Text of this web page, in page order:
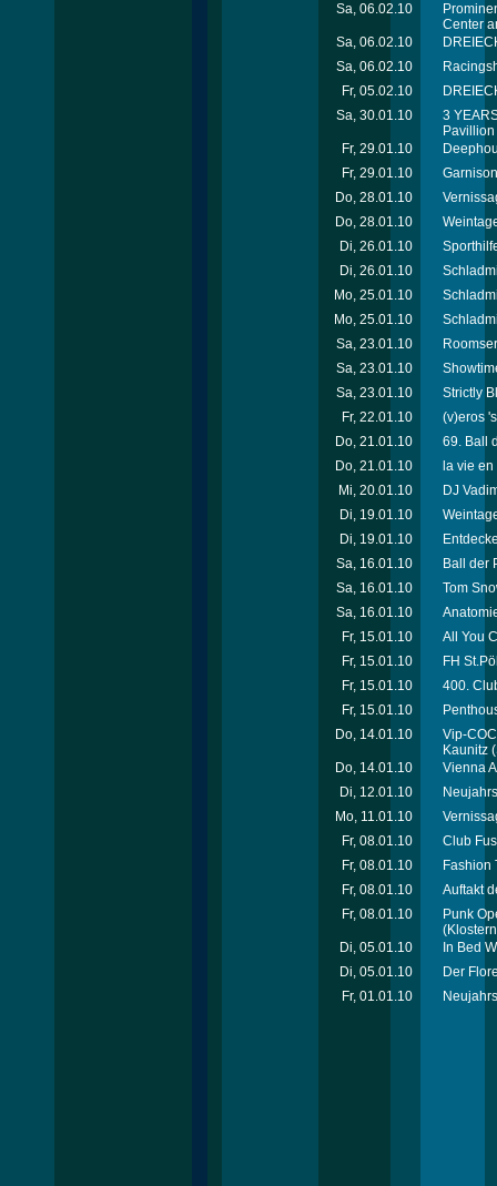
Sa, 06.02.10
Center
Sa, 06.02.10
Sa, 06.02.10
Fr, 05.02.10
Sa, 30.01.10
3
Fr, 29.01.10
Fr, 29.01.10
Do, 28.01.10
Do, 28.01.10
Di, 26.01.10
Di, 26.01.10
Mo, 25.01.10
Mo, 25.01.10
Sa, 23.01.10
Sa, 23.01.10
Sa, 23.01.10
Strictly
Fr, 22.01.10
(v)eros
Do, 21.01.10
69. Ball
Do, 21.01.10
la vie
Mi, 20.01.10
DJ
Di, 19.01.10
Di, 19.01.10
Sa, 16.01.10
Ball der
Sa, 16.01.10
Tom
Sa, 16.01.10
Fr, 15.01.10
All You
Fr, 15.01.10
FH
Fr, 15.01.10
400.
Fr, 15.01.10
Do, 14.01.10
Vip-
Kaunitz
Do, 14.01.10
Vienna
Di, 12.01.10
Mo, 11.01.10
Fr, 08.01.10
Club
Fr, 08.01.10
Fashion
Fr, 08.01.10
Auftakt
Fr, 08.01.10
Punk
Di, 05.01.10
In Bed
Di, 05.01.10
Der
Fr, 01.01.10